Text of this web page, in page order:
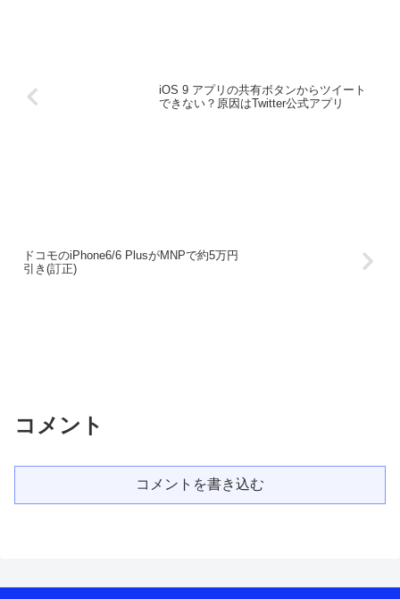
iOS 9 アプリの共有ボタンからツイート
できない？原因はTwitter公式アプリ
ドコモのiPhone6/6 PlusがMNPで約5万円
引き(訂正)
コメント
コメントを書き込む